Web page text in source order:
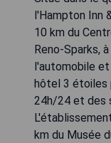
l'Hampton Inn
10 km du
Reno-Sparks,
l'automobile
hôtel 3 étoiles
24h/24 et des
km du Musée